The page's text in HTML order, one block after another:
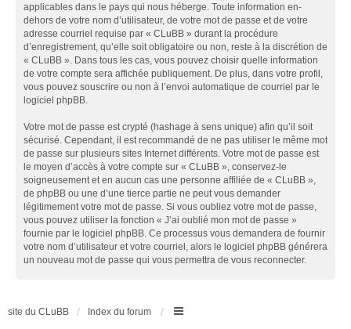
applicables dans le pays qui nous héberge. Toute information en-
dehors de votre nom d’utilisateur, de votre mot de passe et de votre
adresse courriel requise par « CLuBB » durant la procédure
d’enregistrement, qu’elle soit obligatoire ou non, reste à la discrétion de
« CLuBB ». Dans tous les cas, vous pouvez choisir quelle information
de votre compte sera affichée publiquement. De plus, dans votre profil,
vous pouvez souscrire ou non à l’envoi automatique de courriel par le
logiciel phpBB.
Votre mot de passe est crypté (hashage à sens unique) afin qu’il soit
sécurisé. Cependant, il est recommandé de ne pas utiliser le même mot
de passe sur plusieurs sites Internet différents. Votre mot de passe est
le moyen d’accès à votre compte sur « CLuBB », conservez-le
soigneusement et en aucun cas une personne affiliée de « CLuBB »,
de phpBB ou une d’une tierce partie ne peut vous demander
légitimement votre mot de passe. Si vous oubliez votre mot de passe,
vous pouvez utiliser la fonction « J’ai oublié mon mot de passe »
fournie par le logiciel phpBB. Ce processus vous demandera de fournir
votre nom d’utilisateur et votre courriel, alors le logiciel phpBB générera
un nouveau mot de passe qui vous permettra de vous reconnecter.
site du CLuBB Index du forum